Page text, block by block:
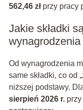
562,46 złprzy pracy
Jakie składki
Od wynagrodzenia
same składki, co od
niższej podstawy.
sierpień 2026 r.przy